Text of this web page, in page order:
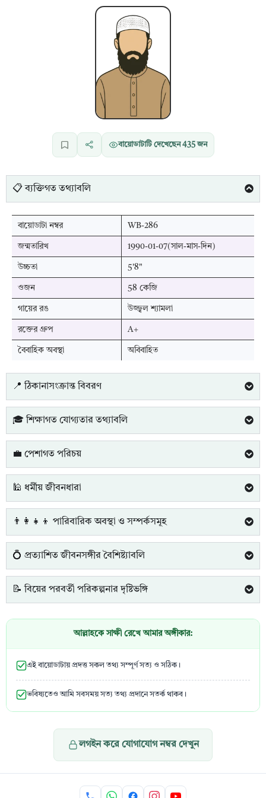
বায়োডাটাটি দেখেছেন435জন
📋 ব্যক্তিগত তথ্যাবলি
বায়োডাটা নম্বর WB-286
জন্মতারিখ 1990-01-07(সাল-মাস-দিন)
উচ্চতা 5'8"
ওজন 58 কেজি
গায়ের রঙ উজ্জ্বল শ্যামলা
রক্তের গ্রুপ A+
বৈবাহিক অবস্থা অবিবাহিত
📍 ঠিকানাসংক্রান্ত বিবরণ
🎓 শিক্ষাগত যোগ্যতার তথ্যাবলি
💼 পেশাগত পরিচয়
🕌 ধর্মীয় জীবনধারা
👨‍👩‍👧‍👦 পারিবারিক অবস্থা ও সম্পর্কসমূহ
💍 প্রত্যাশিত জীবনসঙ্গীর বৈশিষ্ট্যাবলি
📝 বিয়ের পরবর্তী পরিকল্পনার দৃষ্টিভঙ্গি
আল্লাহকে সাক্ষী রেখে আমার অঙ্গীকার:
এই বায়োডাটায় প্রদত্ত সকল তথ্য সম্পূর্ণ সত্য ও সঠিক।
ভবিষ্যতেও আমি সবসময় সত্য তথ্য প্রদানে সতর্ক থাকব।
লগইন করে যোগাযোগ নম্বর দেখুন